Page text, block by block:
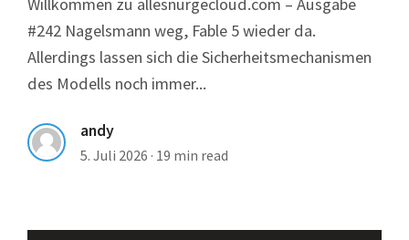
#242 Nagelsmann weg, Fable 5 wieder da.
Allerdings lassen sich die Sicherheitsmechanismen
des Modells noch immer...
andy
5. Juli 2026 · 19 min read